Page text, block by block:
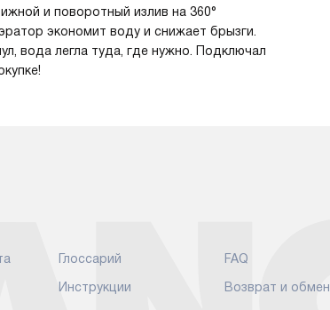
и поворотный излив на 360°
экономит воду и снижает брызги.
вода легла туда, где нужно. Подключал
Глоссарий
Инструкции
FAQ
Возврат и обмен